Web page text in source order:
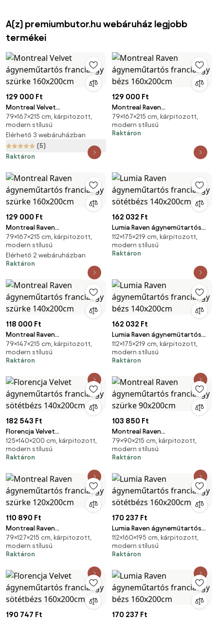
A(z) premiumbutor.hu webáruház legjobb
termékei
129 000 Ft
Montreal Velvet
ágyneműtartós franciaágy
szürke 160x200cm
79×167×215 cm, kárpitozott,
modern stílusú
Elérhető 3 webáruházban
(5)
Raktáron
129 000 Ft
Montreal Raven
ágyneműtartós franciaágy
bézs 160x200cm
79×167×215 cm, kárpitozott,
modern stílusú
Raktáron
129 000 Ft
Montreal Raven
ágyneműtartós franciaágy
szürke 160x200cm
79×167×215 cm, kárpitozott,
modern stílusú
Elérhető 2 webáruházban
Raktáron
162 032 Ft
Lumia Raven ágyneműtartós
franciaágy sötétbézs
140x200cm
112×175×219 cm, kárpitozott,
modern stílusú
Raktáron
118 000 Ft
Montreal Raven
ágyneműtartós franciaágy
szürke 140x200cm
79×147×215 cm, kárpitozott,
modern stílusú
Raktáron
162 032 Ft
Lumia Raven ágyneműtartós
franciaágy bézs 140x200cm
112×175×219 cm, kárpitozott,
modern stílusú
Raktáron
182 543 Ft
Florencja Velvet
ágyneműtartós franciaágy
sötétbézs 140x200cm
125×140×200 cm, kárpitozott,
modern stílusú
Raktáron
103 850 Ft
Montreal Raven
ágyneműtartós franciaágy
szürke 90x200cm
79×90×215 cm, kárpitozott,
modern stílusú
Raktáron
110 890 Ft
Montreal Raven
ágyneműtartós franciaágy
szürke 120x200cm
79×127×215 cm, kárpitozott,
modern stílusú
Raktáron
170 237 Ft
Lumia Raven ágyneműtartós
franciaágy sötétbézs
160x200cm
112×160×195 cm, kárpitozott,
modern stílusú
Raktáron
190 747 Ft 170 237 Ft